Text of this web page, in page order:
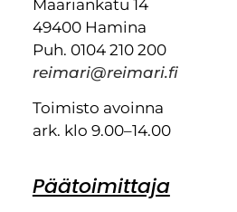
Maariankatu 14
49400 Hamina
Puh. 0104 210 200
reimari@reimari.fi
Toimisto avoinna
ark. klo 9.00–14.00
Päätoimittaja